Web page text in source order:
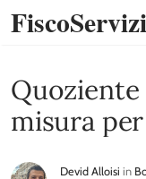
FiscoServizi
misura
Devid Alloisi in